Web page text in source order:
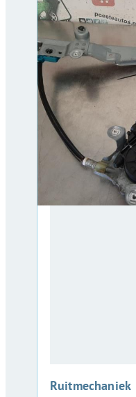
Ruitmechaniek